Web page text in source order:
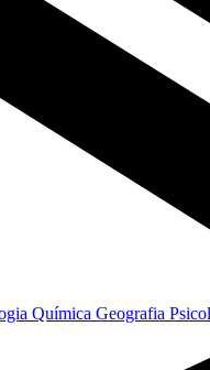
Química Geografia